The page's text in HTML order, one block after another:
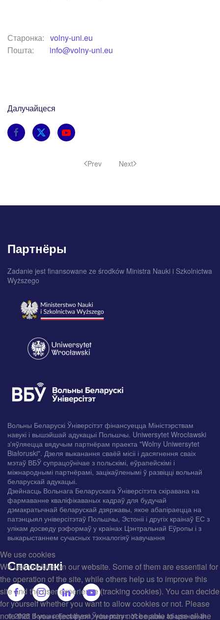
Далучайцеся
Старонка: volny-uni.eu
Пошта: info@volny-uni.eu
Prev Next
Партнёры
Zadanie jest finansowane ze środków Ministra Nauki i Szkolnictwa
Wyższego
Вольны Беларускі Ўніверсітэт фінансуецца Міністэрствам
навукі і вышэйшай адукацыі Польшчы. Uniwersytet Wrocławski
з'яўляецца вядучым партнёрам праекта "Wolny Uniwersytet
Białoruski". Дзеля выканання сваёй місіі і дасягнення сваіх
мэтаў ВБЎ супрацоўнічае з польскімі, еўрапейскімі і
міжнароднымі партнёрамі, зацікаўленымі ў развіцці вольнай
беларускай адукацыі.
Дзейнасць Вольнага Беларускага Ўніверсітэта скіравана на
фармаванне кваліфікаваных кадраў для будучай
дэмакратычнай беларускай дзяржавы, якое абапіраецца на
патэнцыял універсітэтаў Польшчы, Эстоніі і другіх краінаў ЕС з
улікам досведу рэформаў у краінах Цэнтральнай Еўропы і з
выкарыстаннем сучасных тэхналогіяў навучання
Спасылкі
© 2025 Вольны Беларускі Ўніверсітэт. Усе правы абароненыя.
We use cookies
We use cookies on our website. Some of them are essential for
the operation of the site, while others help us to improve this
site and the user experience (tracking cookies). You can decide
for yourself whether you want to allow cookies or not. Please
note that if you reject them, you may not be able to use all the